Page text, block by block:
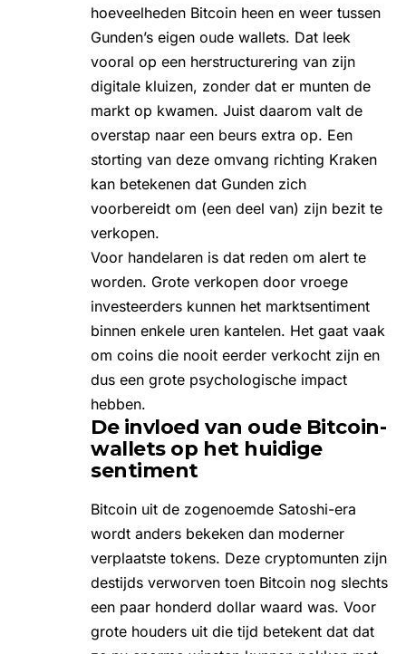
hoeveelheden Bitcoin heen en weer tussen
Gunden’s eigen oude wallets. Dat leek
vooral op een herstructurering van zijn
digitale kluizen, zonder dat er munten de
markt op kwamen. Juist daarom valt de
overstap naar een beurs extra op. Een
storting van deze omvang richting Kraken
kan betekenen dat Gunden zich
voorbereidt om (een deel van) zijn bezit te
verkopen.
Voor handelaren is dat reden om alert te
worden. Grote verkopen door vroege
investeerders kunnen het marktsentiment
binnen enkele uren kantelen. Het gaat vaak
om coins die nooit eerder verkocht zijn en
dus een grote psychologische impact
hebben.
De invloed van oude Bitcoin-
wallets op het huidige
sentiment
Bitcoin uit de zogenoemde Satoshi-era
wordt anders bekeken dan moderner
verplaatste tokens. Deze cryptomunten zijn
destijds verworven toen Bitcoin nog slechts
een paar honderd dollar waard was. Voor
grote houders uit die tijd betekent dat dat